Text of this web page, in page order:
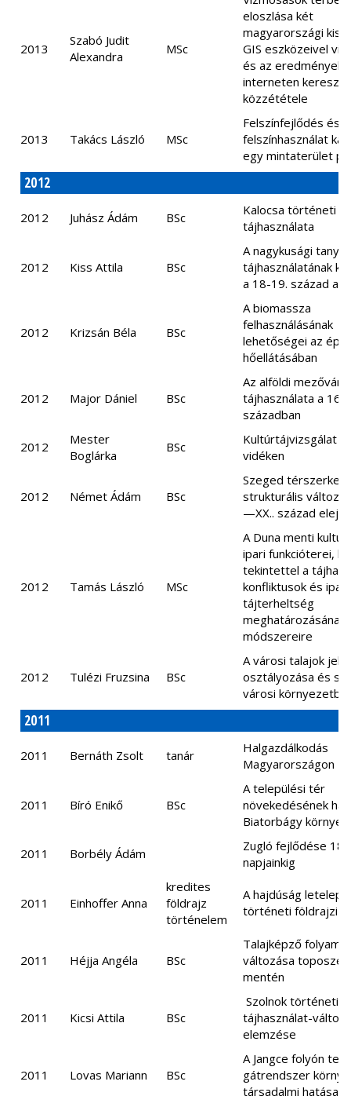
2013
Szabó Judit
Alexandra
MSc
eloszlása két
magyarországi
GIS eszközeivel
és az eredmények
interneten
közzététele
2013 Takács László MSc
Felszínfejlődés és
felszínhasználat
egy mintaterület
2012
2012 Juhász Ádám BSc
Kalocsa történeti
tájhasználata
2012 Kiss Attila BSc
A nagykusági tanyák
tájhasználatának
a 18-19. század
2012 Krizsán Béla BSc
A biomassza
felhasználásának
lehetőségei az
hőellátásában
2012 Major Dániel BSc
Az alföldi
tájhasználata a 16-
században
2012
Mester
Boglárka
BSc
Kultúrtájvizsgálat a
vidéken
2012 Német Ádám BSc
Szeged
strukturális
—XX.. század elején
2012 Tamás László MSc
A Duna menti
ipari funkcióterei,
tekintettel a
konfliktusok és ipari
tájterheltség
meghatározásának
módszereire
2012 Tulézi Fruzsina BSc
A városi talajok
osztályozása és
városi
2011
2011 Bernáth Zsolt tanár
Halgazdálkodás
Magyarországon
2011 Bíró Enikő BSc
A települési tér
növekedésének
Biatorbágy
2011 Borbély Ádám
Zugló fejlődése
napjainkig
2011 Einhoffer Anna
kredites
földrajz
történelem
A hajdúság
történeti földrajzi
2011 Héjja Angéla BSc
Talajképző
változása
mentén
2011 Kicsi Attila BSc
Szolnok történeti
tájhasználat-
elemzése
2011 Lovas Mariann BSc
A Jangce folyón
gátrendszer
társadalmi hatásai